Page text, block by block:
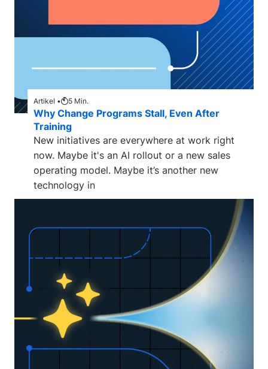
Artikel • 5 Min.
Why Change Programs Stall, Even After
Training
New initiatives are everywhere at work right
now. Maybe it's an AI rollout or a new sales
operating model. Maybe it’s another new
technology in